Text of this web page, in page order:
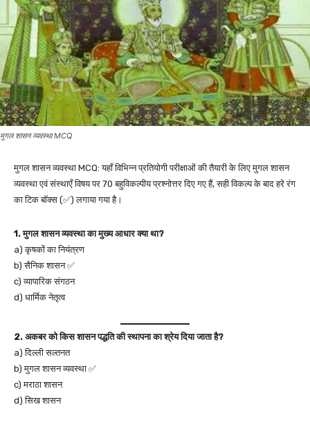
मुगल शासन व्यवस्था MCQ
मुगल शासन व्यवस्था MCQ: यहाँ विभिन्न प्रतियोगी परीक्षाओं की तैयारी के लिए मुगल शासन
व्यवस्था एवं संस्थाएँ विषय पर 70 बहुविकल्पीय प्रश्नोत्तर दिए गए हैं, सही विकल्प के बाद हरे रंग
का टिक बॉक्स (✅) लगाया गया है।
1. मुगल शासन व्यवस्था का मुख्य आधार क्या था?
a) कृषकों का नियंत्रण
b) सैनिक शासन ✅
c) व्यापारिक संगठन
d) धार्मिक नेतृत्व
2. अकबर को किस शासन पद्धति की स्थापना का श्रेय दिया जाता है?
a) दिल्ली सल्तनत
b) मुगल शासन व्यवस्था ✅
c) मराठा शासन
d) सिख शासन